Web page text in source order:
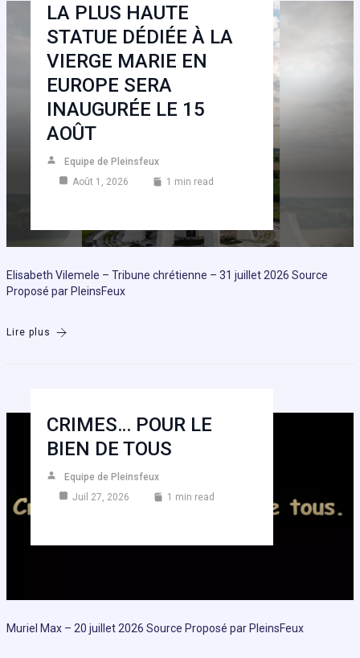
LA PLUS HAUTE
STATUE DÉDIÉE À LA
VIERGE MARIE EN
EUROPE SERA
INAUGURÉE LE 15
AOÛT
Equipe de Pleinsfeux
Août 1, 2026
1 min read
Elisabeth Vilemele – Tribune chrétienne – 31 juillet 2026 Source
Proposé par PleinsFeux
Lire plus
CRIMES… POUR LE
BIEN DE TOUS
Equipe de Pleinsfeux
Juil 27, 2026
1 min read
Muriel Max – 20 juillet 2026 Source Proposé par PleinsFeux